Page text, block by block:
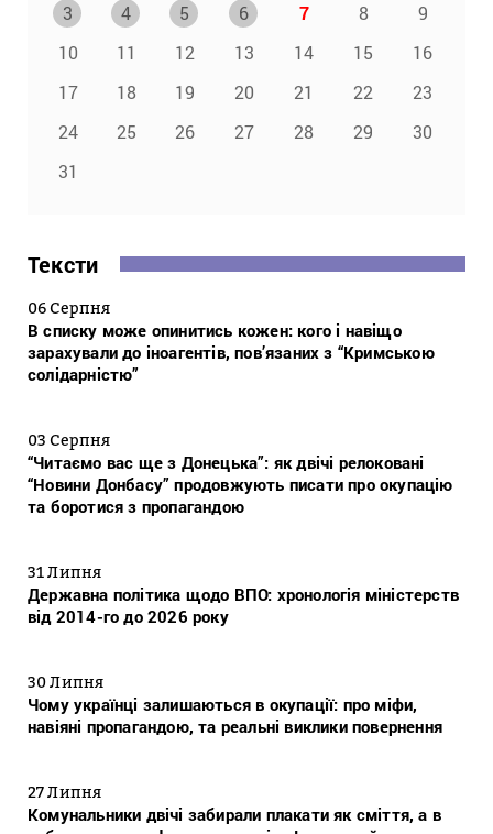
3
4 5 6 7 8
9
10
11 12 13 14 15
16
17
18 19 20 21 22
23
24
25 26 27 28 29
30
31
Тексти
06 Серпня
В списку може опинитись кожен: кого і навіщо
зарахували до іноагентів, пов’язаних з “Кримською
солідарністю”
03 Серпня
“Читаємо вас ще з Донецька”: як двічі релоковані
“Новини Донбасу” продовжують писати про окупацію
та боротися з пропагандою
31 Липня
Державна політика щодо ВПО: хронологія міністерств
від 2014-го до 2026 року
30 Липня
Чому українці залишаються в окупації: про міфи,
навіяні пропагандою, та реальні виклики повернення
27 Липня
Комунальники двічі забирали плакати як сміття, а в